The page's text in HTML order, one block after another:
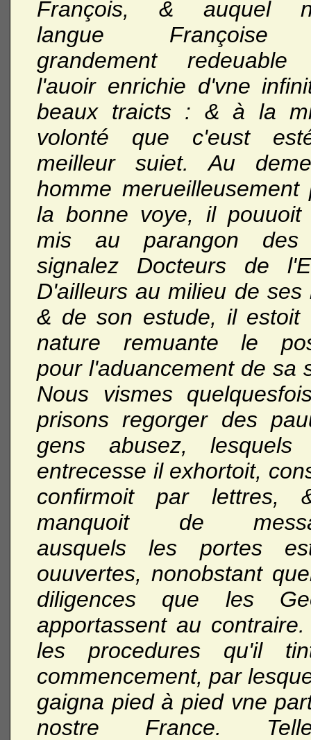
François, & auquel
langue
grandement redeuable
l'auoir enrichie d'vne
beaux traicts : & à la
volonté que c'eust
meilleur suiet. Au
homme merueilleusement
la bonne voye, il pouuoit
mis au parangon des
signalez Docteurs de
D'ailleurs au milieu de ses
& de son estude, il estoit
nature remuante le
pour l'aduancement de sa
Nous vismes
prisons regorger des
gens abusez, lesquels
entrecesse il exhortoit,
confirmoit par lettres,
manquoit de
ausquels les portes
ouuvertes, nonobstant
diligences que les
apportassent au
les procedures qu'il
commencement, par
gaigna pied à pied vne
nostre France.